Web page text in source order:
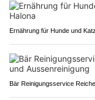
Ernährung für Hunde und
Bär Reinigungsservice